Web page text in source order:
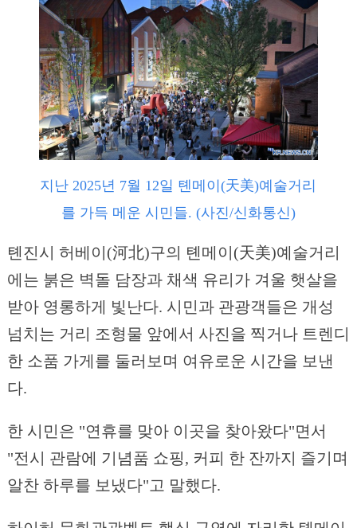
지난 2025년 7월 12일 톈메이(天美)예술거리
를 가득 메운 시민들. (사진/신화통신)
톈진시 허베이(河北)구의 톈메이(天美)예술거리
에는 붉은 벽돌 담장과 채색 유리가 겨울 햇살을
받아 영롱하게 빛난다. 시민과 관광객들은 개성
넘치는 거리 조형물 앞에서 사진을 찍거나 트렌디
한 소품 가게를 둘러보며 여유로운 시간을 보낸
다.
한 시민은 "연휴를 맞아 이곳을 찾아왔다"면서
"전시 관람에 기념품 쇼핑, 커피 한 잔까지 즐기며
알찬 하루를 보냈다"고 말했다.